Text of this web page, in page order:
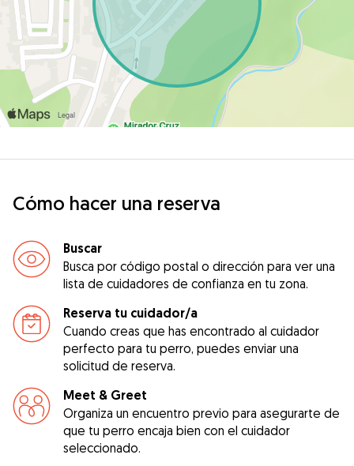
Cómo hacer una reserva
Buscar
Busca por código postal o dirección para ver una
lista de cuidadores de confianza en tu zona.
Reserva tu cuidador/a
Cuando creas que has encontrado al cuidador
perfecto para tu perro, puedes enviar una
solicitud de reserva.
Meet & Greet
Organiza un encuentro previo para asegurarte de
que tu perro encaja bien con el cuidador
seleccionado.